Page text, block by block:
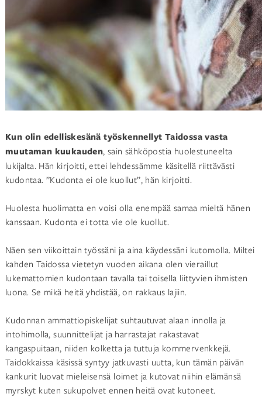
Kun olin edelliskesänä työskennellyt Taidossa vasta
muutaman kuukauden, sain sähköpostia huolestuneelta
lukijalta. Hän kirjoitti, ettei lehdessämme käsitellä riittävästi
kudontaa. ”Kudonta ei ole kuollut”, hän kirjoitti.
Huolesta huolimatta en voisi olla enempää samaa mieltä hänen
kanssaan. Kudonta ei totta vie ole kuollut.
Näen sen viikoittain työssäni ja aina käydessäni kutomolla. Miltei
kahden Taidossa vietetyn vuoden aikana olen vieraillut
lukemattomien kudontaan tavalla tai toisella liittyvien ihmisten
luona. Se mikä heitä yhdistää, on rakkaus lajiin.
Kudonnan ammattiopiskelijat suhtautuvat alaan innolla ja
intohimolla, suunnittelijat ja harrastajat rakastavat
kangaspuitaan, niiden kolketta ja tuttuja kommervenkkejä.
Taidokkaissa käsissä syntyy jatkuvasti uutta, kun tämän päivän
kankurit luovat mieleisensä loimet ja kutovat niihin elämänsä
myrskyt kuten sukupolvet ennen heitä ovat kutoneet.